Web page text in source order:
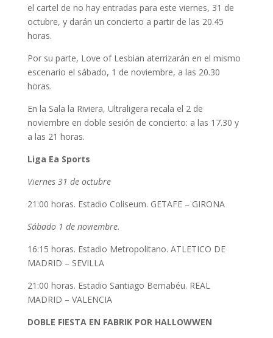
el cartel de no hay entradas para este viernes, 31 de
octubre, y darán un concierto a partir de las 20.45
horas.
Por su parte, Love of Lesbian aterrizarán en el mismo
escenario el sábado, 1 de noviembre, a las 20.30
horas.
En la Sala la Riviera, Ultraligera recala el 2 de
noviembre en doble sesión de concierto: a las 17.30 y
a las 21 horas.
Liga Ea Sports
Viernes 31 de octubre
21:00 horas. Estadio Coliseum. GETAFE – GIRONA
Sábado 1 de noviembre.
16:15 horas. Estadio Metropolitano. ATLETICO DE
MADRID – SEVILLA
21:00 horas. Estadio Santiago Bernabéu. REAL
MADRID – VALENCIA
DOBLE FIESTA EN FABRIK POR HALLOWWEN